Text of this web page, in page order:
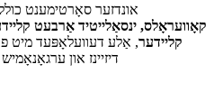
אונדזער סאָרטימענט
קאָוועראָלס, ינסאַלייטיד אַרבעט
קליידער, אַלע דעוועלאָפּעד מיט
דיזיינז און